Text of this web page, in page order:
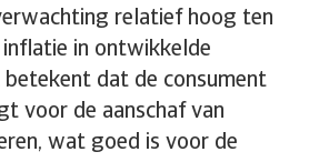
relatief hoog ten
in ontwikkelde
betekent dat de consument
voor de aanschaf van
wat goed is voor de